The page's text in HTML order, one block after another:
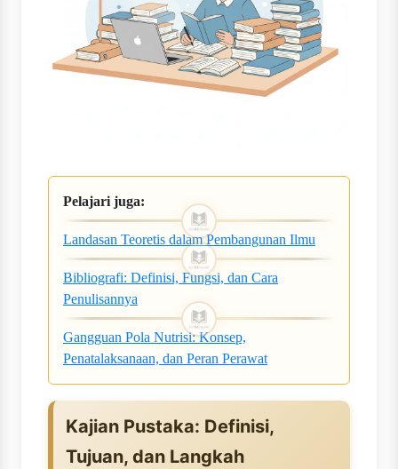
Pelajari juga:
Landasan Teoretis dalam Pembangunan Ilmu
Bibliografi: Definisi, Fungsi, dan Cara
Penulisannya
Gangguan Pola Nutrisi: Konsep,
Penatalaksanaan, dan Peran Perawat
Kajian Pustaka: Definisi,
Tujuan, dan Langkah